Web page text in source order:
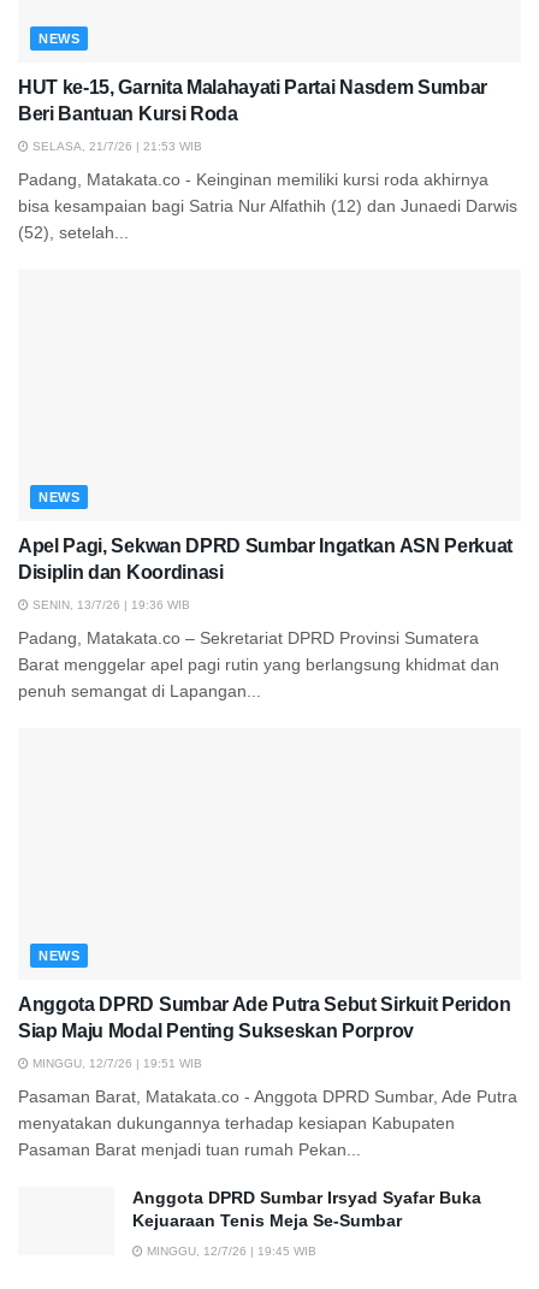
NEWS
HUT ke-15, Garnita Malahayati Partai Nasdem Sumbar
Beri Bantuan Kursi Roda
SELASA, 21/7/26 | 21:53 WIB
Padang, Matakata.co - Keinginan memiliki kursi roda akhirnya
bisa kesampaian bagi Satria Nur Alfathih (12) dan Junaedi Darwis
(52), setelah...
NEWS
Apel Pagi, Sekwan DPRD Sumbar Ingatkan ASN Perkuat
Disiplin dan Koordinasi
SENIN, 13/7/26 | 19:36 WIB
Padang, Matakata.co – Sekretariat DPRD Provinsi Sumatera
Barat menggelar apel pagi rutin yang berlangsung khidmat dan
penuh semangat di Lapangan...
NEWS
Anggota DPRD Sumbar Ade Putra Sebut Sirkuit Peridon
Siap Maju Modal Penting Sukseskan Porprov
MINGGU, 12/7/26 | 19:51 WIB
Pasaman Barat, Matakata.co - Anggota DPRD Sumbar, Ade Putra
menyatakan dukungannya terhadap kesiapan Kabupaten
Pasaman Barat menjadi tuan rumah Pekan...
Anggota DPRD Sumbar Irsyad Syafar Buka
Kejuaraan Tenis Meja Se-Sumbar
MINGGU, 12/7/26 | 19:45 WIB